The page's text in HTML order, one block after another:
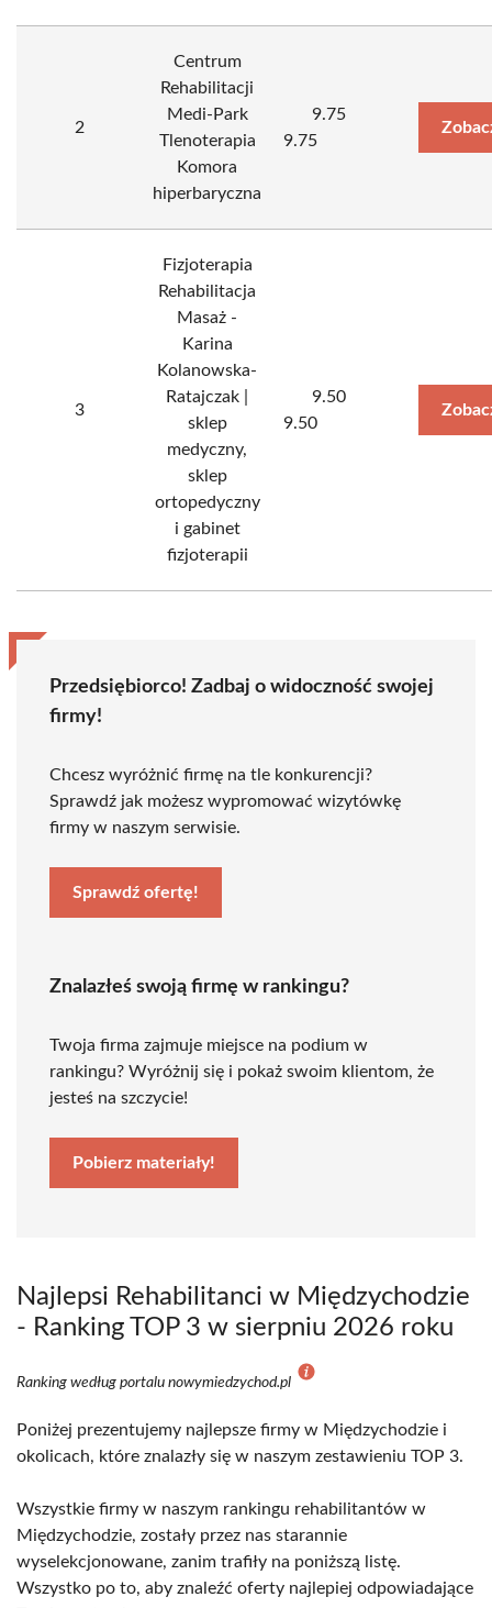
2
Centrum
Rehabilitacji
Medi-Park
Tlenoterapia
Komora
hiperbaryczna
9.75
9.75
3
Fizjoterapia
Rehabilitacja
Masaż -
Karina
Kolanowska-
Ratajczak |
sklep
medyczny,
sklep
ortopedyczny
i gabinet
fizjoterapii
9.50
9.50
Przedsiębiorco! Zadbaj o widoczność swojej
firmy!
Chcesz wyróżnić firmę na tle konkurencji?
Sprawdź jak możesz wypromować wizytówkę
firmy w naszym serwisie.
Sprawdź ofertę!
Znalazłeś swoją firmę w rankingu?
Twoja firma zajmuje miejsce na podium w
rankingu? Wyróżnij się i pokaż swoim klientom, że
jesteś na szczycie!
Pobierz materiały!
Najlepsi Rehabilitanci w Międzychodzie
- Ranking TOP 3 w sierpniu 2026 roku
Ranking według portalu nowymiedzychod.pl
Poniżej prezentujemy najlepsze firmy w Międzychodzie i
okolicach, które znalazły się w naszym zestawieniu TOP 3.
Wszystkie firmy w naszym rankingu rehabilitantów w
Międzychodzie, zostały przez nas starannie
wyselekcjonowane, zanim trafiły na poniższą listę.
Wszystko po to, aby znaleźć oferty najlepiej odpowiadające